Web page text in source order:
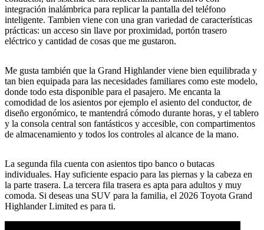
integración inalámbrica para replicar la pantalla del teléfono
inteligente. Tambien viene con una gran variedad de características
prácticas: un acceso sin llave por proximidad, portón trasero
eléctrico y cantidad de cosas que me gustaron.
Me gusta también que la Grand Highlander viene bien equilibrada y
tan bien equipada para las necesidades familiares como este modelo,
donde todo esta disponible para el pasajero. Me encanta la
comodidad de los asientos por ejemplo el asiento del conductor, de
diseño ergonómico, te mantendrá cómodo durante horas, y el tablero
y la consola central son fantásticos y accesible, con compartimentos
de almacenamiento y todos los controles al alcance de la mano.
La segunda fila cuenta con asientos tipo banco o butacas
individuales. Hay suficiente espacio para las piernas y la cabeza en
la parte trasera. La tercera fila trasera es apta para adultos y muy
comoda. Si deseas una SUV para la familia, el 2026 Toyota Grand
Highlander Limited es para ti.